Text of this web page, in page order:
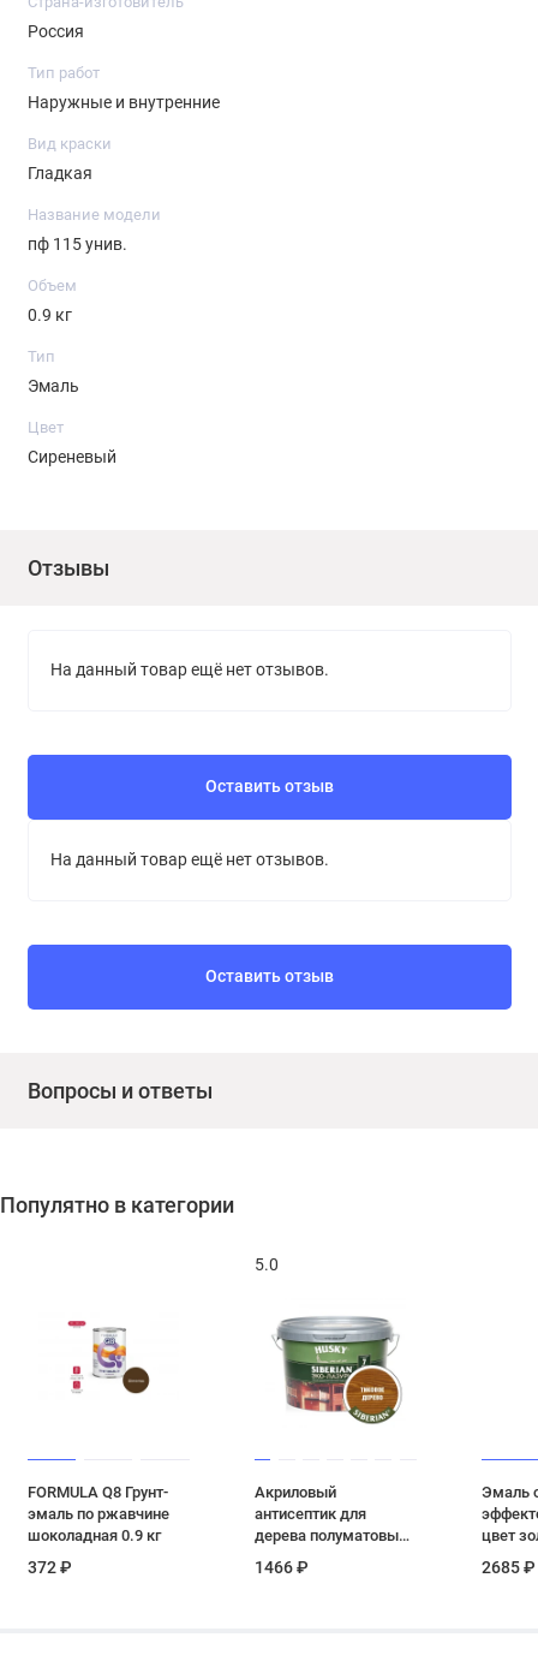
При нанесении эмали краскораспылителем для
защиты органов дыхания рекомендуется
пользоваться респиратором.
Для защиты рук применять резиновые перчатки.
Россия
Тип работ
Наружные и внутренние
Вид краски
Гладкая
Название модели
пф 115 унив.
Объем
0.9 кг
Тип
Эмаль
Цвет
Сиреневый
Отзывы
На данный товар ещё нет отзывов.
Оставить отзыв
На данный товар ещё нет отзывов.
Оставить отзыв
Вопросы и ответы
Популятно в категории
FORMULA Q8 Грунт-
эмаль по ржавчине
шоколадная 0.9 кг
372 ₽
5.0
Акриловый
антисептик для
дерева полуматовый
Husky Siberian Эко-
Лазурь цвет тиковое
1466 ₽
Эмаль
цвет
кг (1/6)
2685 ₽